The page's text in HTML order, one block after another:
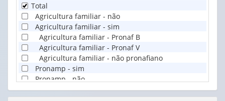
Total
Agricultura familiar - não
Agricultura familiar - sim
Agricultura familiar - Pronaf B
Agricultura familiar - Pronaf V
Agricultura familiar - não pronafiano
Pronamp - sim
Pronamp - não